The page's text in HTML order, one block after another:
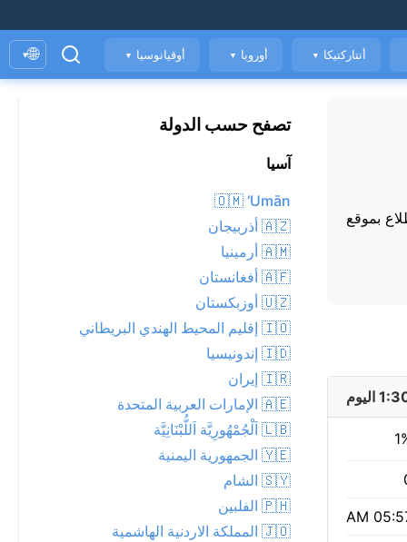
أنتاركتيكا ▼ أوروبا ▼ أوقيانوسيا ▼
🌐
▾
بموقع
05:57
تصفح حسب الدولة
آسيا
🇴🇲 ‘Umān
🇦🇿 أذربيجان
🇦🇲 أرمينيا
🇦🇫 أفغانستان
🇺🇿 أوزبكستان
🇮🇴 إقليم المحيط الهندي البريطاني
🇮🇩 إندونيسيا
🇮🇷 إيران
🇦🇪 الإمارات العربية المتحدة
🇱🇧 اَلْجُمْهُورِيَّة اَللُّبْنَانِيَّة
🇾🇪 الجمهورية اليمنية
🇸🇾 الشام
🇵🇭 الفلبين
🇯🇴 المملكة الاردنية الهاشمية